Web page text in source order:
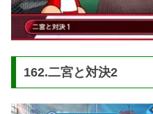
162.二宮と対決2